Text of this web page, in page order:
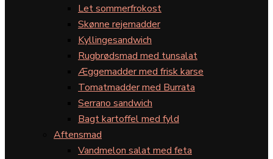
Let sommerfrokost
Skønne rejemadder
Kyllingesandwich
Rugbrødsmad med tunsalat
Æggemadder med frisk karse
Tomatmadder med Burrata
Serrano sandwich
Bagt kartoffel med fyld
Aftensmad
Vandmelon salat med feta